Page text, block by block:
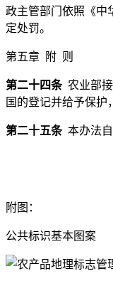
政主管部门依照《中
定处罚。
第五章 附 则
第二十四条农业部接
国的登记并给予保护
第二十五条本办法自
附图：
公共标识基本图案